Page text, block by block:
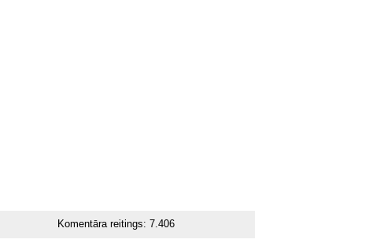
Komentāra reitings: 7.406